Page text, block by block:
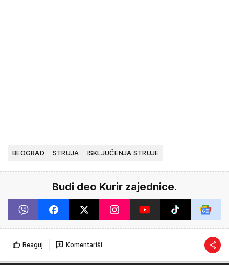
BEOGRAD STRUJA ISKLJUČENJA STRUJE
Budi deo Kurir zajednice.
Reaguj Komentariši